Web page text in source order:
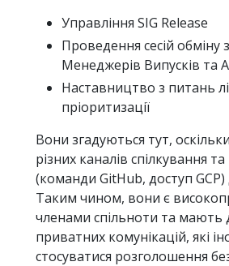
Управління SIG Release
Проведення сесій обміну
Менеджерів Випусків та
Наставництво з питань
пріоритизації
Вони згадуються тут,
різних каналів спілкування
(команди GitHub, доступ GCP)
Таким чином, вони є
членами спільноти та мають
приватних комунікацій, які
стосуватися розголошення